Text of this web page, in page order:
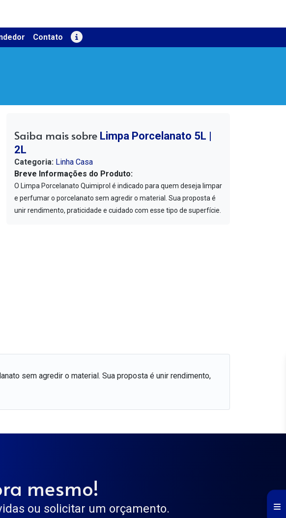
Contato
Saiba mais sobre Limpa Porcelanato 5L |
2L
Categoria: Linha Casa
Breve Informações do Produto:
O Limpa Porcelanato Quimiprol é indicado para quem deseja limpar
e perfumar o porcelanato sem agredir o material. Sua proposta é
unir rendimento, praticidade e cuidado com esse tipo de superfície.
sem agredir o material. Sua proposta é unir rendimento,
mesmo!
ou solicitar um orçamento.